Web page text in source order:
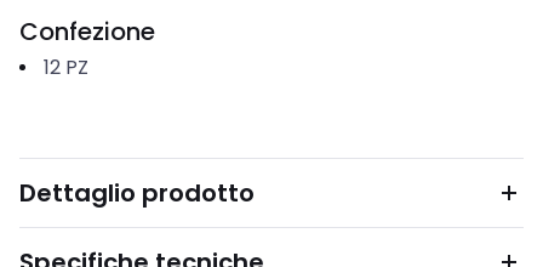
Confezione
12 PZ
Dettaglio prodotto